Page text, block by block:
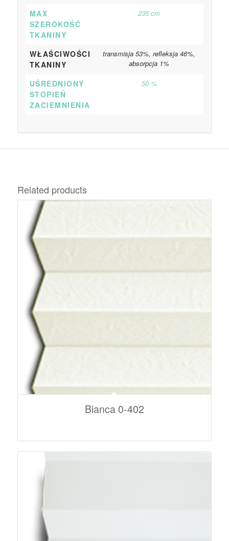
MAX
SZEROKOŚĆ
TKANINY
235 cm
WŁAŚCIWOŚCI
TKANINY
transmisja 53%, refleksja 46%,
absorpcja 1%
UŚREDNIONY
STOPIEŃ
ZACIEMNIENIA
50 %
Related products
Bianca 0-402